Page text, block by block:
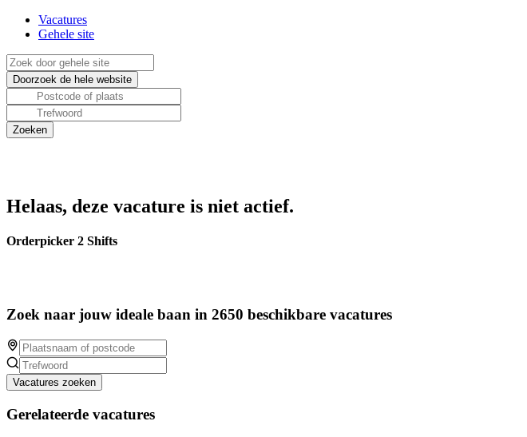
Vacatures
Gehele site
Helaas, deze vacature is niet actief.
Orderpicker 2 Shifts
Zoek naar jouw ideale baan in 2650 beschikbare vacatures
Vacatures zoeken
Gerelateerde vacatures